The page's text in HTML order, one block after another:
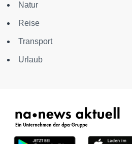
Natur
Reise
Transport
Urlaub